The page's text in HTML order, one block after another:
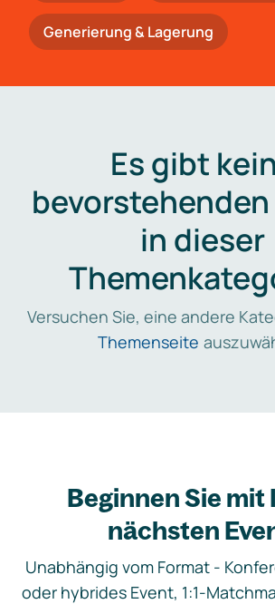
Generierung & Lagerung
Es gibt
in dieser
Versuchen Sie, eine andere
Themenseite
Beginnen Sie mit
nächsten
Unabhängig vom Format -
oder hybrides Event, 1:1-